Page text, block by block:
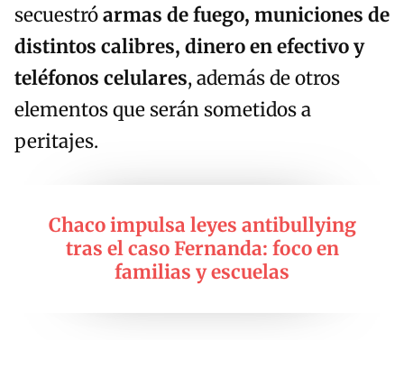
secuestróarmas de fuego, municiones de
distintos calibres, dinero en efectivo y
teléfonos celulares, además de otros
elementos que serán sometidos a
peritajes.
Chaco impulsa leyes antibullying
tras el caso Fernanda: foco en
familias y escuelas